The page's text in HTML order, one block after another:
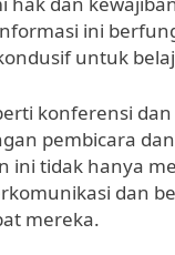
ini
untuk
konferensi
pembicara
ini tidak hanya
dan
mereka.